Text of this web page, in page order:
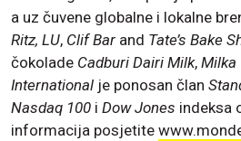
a uz čuvene globalne i lokalne
Ritz, LU, Clif Bar and Tate’s Bake
čokolade Cadburi Dairi Milk, Milka
International je ponosan član
Nasdaq 100 i Dow Jones indeksa
informacija posjetite